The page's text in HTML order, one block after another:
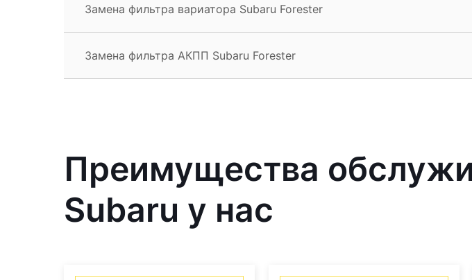
Замена фильтра вариатора Subaru Forester
Замена фильтра АКПП Subaru Forester
Преимущества
Subaru у нас